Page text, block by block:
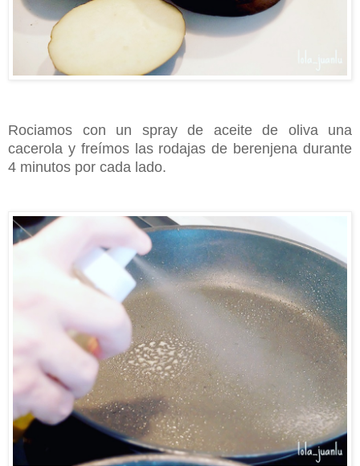
Rociamos con un spray de aceite de oliva una
cacerola y freímos las rodajas de berenjena durante
4 minutos por cada lado.